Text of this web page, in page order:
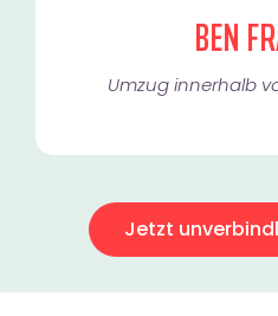
BEN
Umzug innerhalb
Jetzt